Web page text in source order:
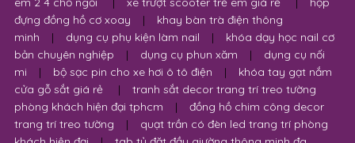
đựng đồng hồ cơ xoay
|
khay bàn trà điện thông
minh
| dụng cụ phụ kiện làm nail |
khóa dạy học nail cơ
bản chuyên nghiệp
| dụng cụ phun xăm |
dụng cụ nối
mi
| bộ sạc pin cho xe hơi ô tô điện |
khóa tay gạt nắm
cửa gỗ sắt giá rẻ
|
tranh sắt decor trang trí treo tường
phòng khách hiện đại tphcm
|
đồng hồ chim công decor
trang trí treo tường
|
quạt trần có đèn led trang trí phòng